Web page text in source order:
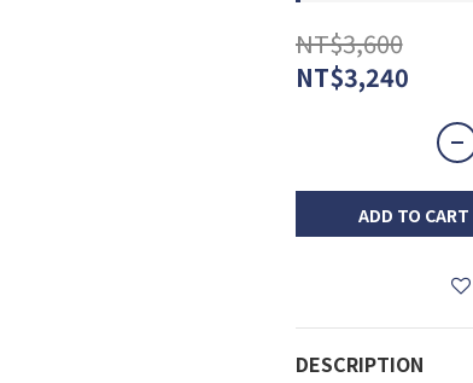
NT$3,600
NT$3,240
ADD TO CART
DESCRIPTION